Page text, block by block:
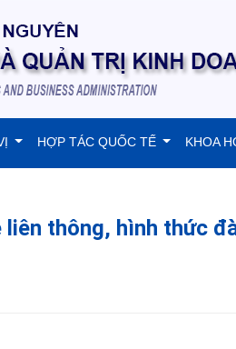
HỢP TÁC QUỐC TẾ KHOA
thông, hình thức